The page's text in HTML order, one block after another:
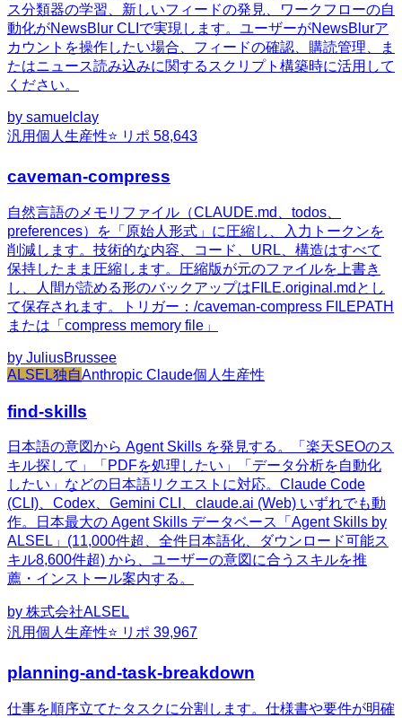
ス分類器の学習、新しいフィードの発見、ワークフローの自
動化がNewsBlur CLIで実現します。ユーザーがNewsBlurア
カウントを操作したい場合、フィードの確認、購読管理、ま
たはニュース読み込みに関するスクリプト構築時に活用して
ください。
by samuelclay
汎用個人生産性⭐ リポ 58,643
caveman-compress
自然言語のメモリファイル（CLAUDE.md、todos、
preferences）を「原始人形式」に圧縮し、入力トークンを
削減します。技術的な内容、コード、URL、構造はすべて
保持したまま圧縮します。圧縮版が元のファイルを上書き
し、人間が読める形のバックアップはFILE.original.mdとし
て保存されます。トリガー：/caveman-compress FILEPATH
または「compress memory file」
by JuliusBrussee
ALSEL独自Anthropic Claude個人生産性
find-skills
日本語の意図から Agent Skills を発見する。「楽天SEOのス
キル探して」「PDFを処理したい」「データ分析を自動化
したい」などの日本語リクエストに対応。Claude Code
(CLI)、Codex、Gemini CLI、claude.ai (Web) いずれでも動
作。日本最大の Agent Skills データベース「Agent Skills by
ALSEL」(11,000件超、全件日本語化、ダウンロード可能ス
キル8,600件超) から、ユーザーの意図に合うスキルを推
薦・インストール案内する。
by 株式会社ALSEL
汎用個人生産性⭐ リポ 39,967
planning-and-task-breakdown
仕事を順序立てたタスクに分割します。仕様書や要件が明確